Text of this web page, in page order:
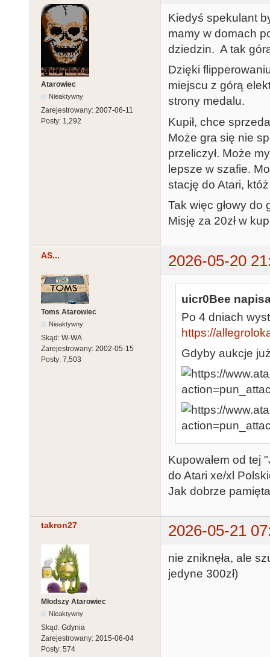
Atarowiec
Nieaktywny
Zarejestrowany: 2007-06-11
Posty: 1,292
Kiedyś spekulant
mamy w domach
dziedzin. A tak
Dzięki
miejscu z górą
strony medalu.
Kupił, chce
Może gra się nie
przeliczył. Może
lepsze w szafie.
stację do Atari,
Tak więc głowy
Misję za 20zł w
AS... 2026-05-20
Toms Atarowiec
Nieaktywny
Skąd: W-WA
Zarejestrowany: 2002-05-15
Posty: 7,503
uicr0Bee
Po 4 dniach
https://
Gdyby aukcje
Kupowałem od tej
do Atari xe/xl
Jak dobrze
takron27 2026-05-21
Młodszy Atarowiec
Nieaktywny
Skąd: Gdynia
Zarejestrowany: 2015-06-04
Posty: 574
nie zniknęła, ale
jedyne 300zł)